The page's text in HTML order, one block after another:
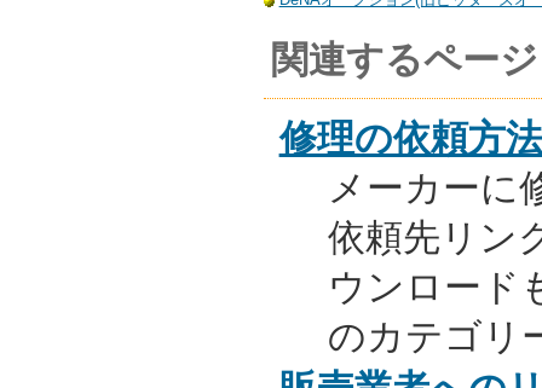
関連するページ
修理の依頼方法
メーカーに
依頼先リン
ウンロード
のカテゴリ